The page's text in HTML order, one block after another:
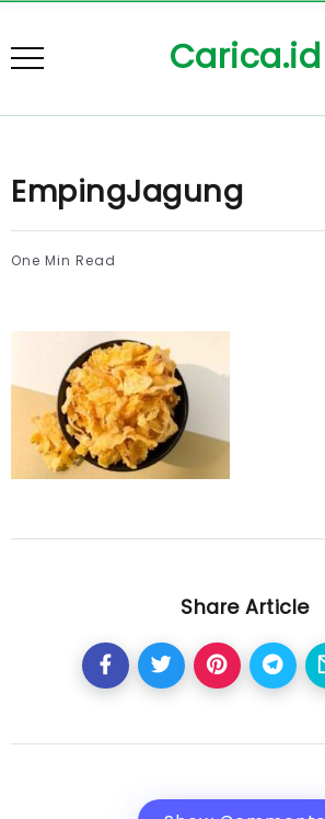
Carica.id
EmpingJagung
One Min Read
Share Article